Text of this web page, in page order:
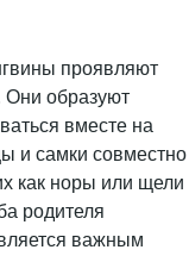
проявляют
Они образуют
вместе на
и самки совместно
как норы или щели
родителя
важным